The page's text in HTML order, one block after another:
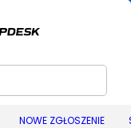
(United States)
NOWE ZGŁOSZENIE